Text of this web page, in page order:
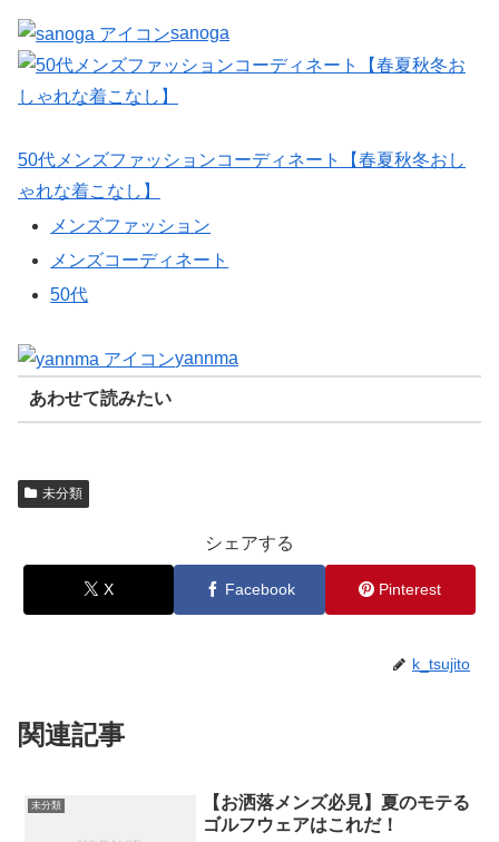
sanoga
50代メンズファッションコーディネート【春夏秋冬おし
ゃれな着こなし】
メンズファッション
メンズコーディネート
50代
yannma
あわせて読みたい
未分類
シェアする
X Facebook Pinterest
k_tsujito
関連記事
未分類
【お洒落メンズ必見】夏のモテる
ゴルフウェアはこれだ！